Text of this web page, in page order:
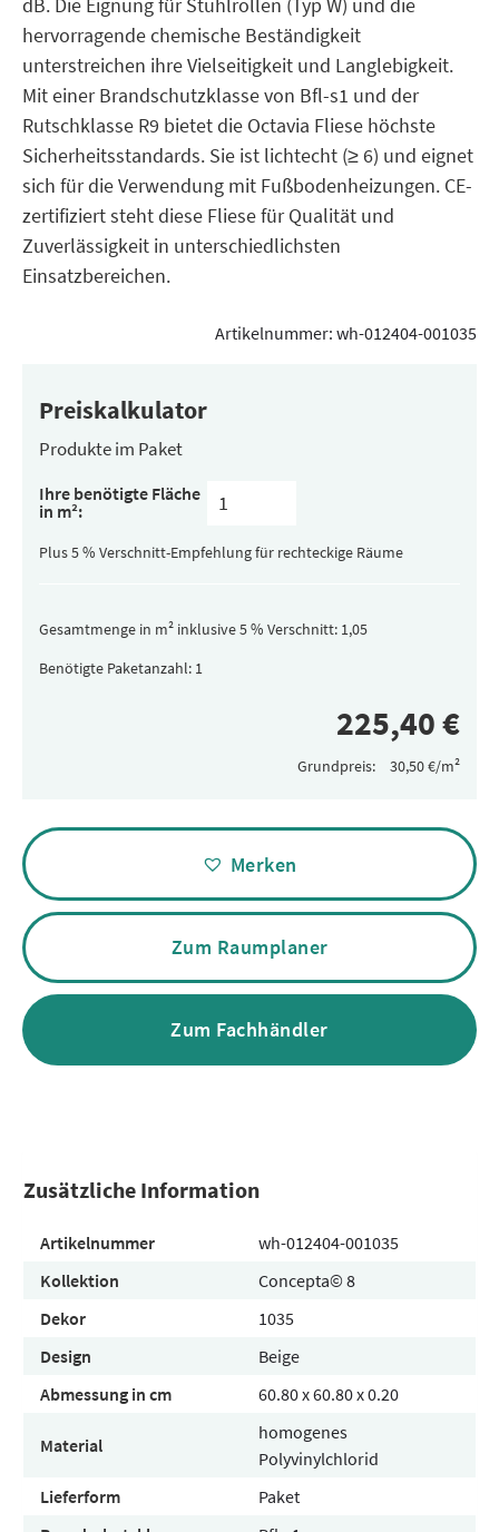
hervorragende chemische Beständigkeit
unterstreichen ihre Vielseitigkeit und Langlebigkeit.
Mit einer Brandschutzklasse von Bfl-s1 und der
Rutschklasse R9 bietet die Octavia Fliese höchste
Sicherheitsstandards. Sie ist lichtecht (≥ 6) und eignet
sich für die Verwendung mit Fußbodenheizungen. CE-
zertifiziert steht diese Fliese für Qualität und
Zuverlässigkeit in unterschiedlichsten
Einsatzbereichen.
Artikelnummer: wh-012404-001035
Preiskalkulator
Produkte im Paket
Inhalt
pro
Paket
Ihre benötigte Fläche
in m²:
Plus 5 % Verschnitt-Empfehlung für rechteckige Räume
Gesamtmenge in m² inklusive 5 % Verschnitt:
Benötigte Paketanzahl:
Grundpreis:
Alternative:
Merken
Zum Raumplaner
Zum Fachhändler
Zusätzliche Information
Artikelnummer
wh-012404-001035
Kollektion
Concepta© 8
Dekor
1035
Design
Beige
Abmessung in cm
60.80 x 60.80 x 0.20
Material
homogenes
Polyvinylchlorid
Lieferform
Paket